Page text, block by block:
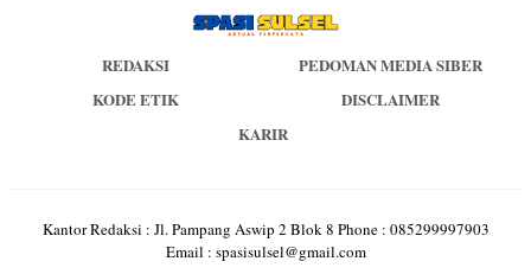
REDAKSI
PEDOMAN MEDIA SIBER
KODE ETIK
DISCLAIMER
KARIR
Kantor Redaksi : Jl. Pampang Aswip 2 Blok 8 Phone : 085299997903
Email : spasisulsel@gmail.com